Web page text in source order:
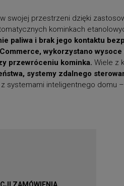
w swojej przestrzeni dzięki
kominkach
paliwa i brak jego kontaktu
wykorzystano
przewróceniu kominka. Wiele z
systemy zdalnego
systemami inteligentnego domu
ZAMÓWIENIA